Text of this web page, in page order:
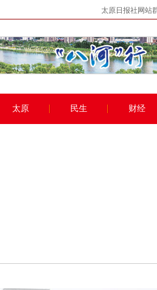
太原日报社网站
太原 民生 财经